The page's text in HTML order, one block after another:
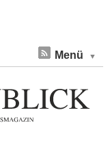
Menü